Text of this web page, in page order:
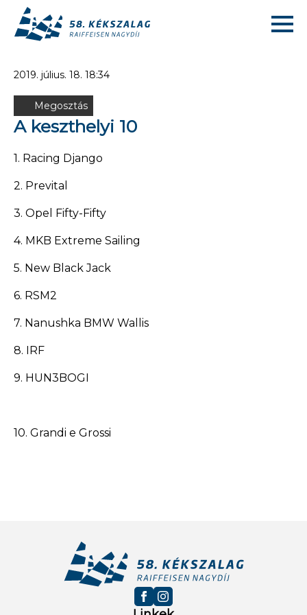
2019. július. 18. 18:34
Megosztás
A keszthelyi 10
1. Racing Django
2. Prevital
3. Opel Fifty-Fifty
4. MKB Extreme Sailing
5. New Black Jack
6. RSM2
7. Nanushka BMW Wallis
8. IRF
9. HUN3BOGI
10. Grandi e Grossi